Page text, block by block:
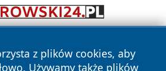
z plików cookies, aby
Używamy także plików